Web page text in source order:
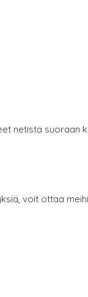
netistä suoraan
voit ottaa